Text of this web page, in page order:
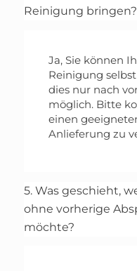
Reinigung bringen?
Ja, Sie können
Reinigung
dies nur nach
möglich. Bitte
einen
Anlieferung zu
5. Was geschieht,
ohne vorherige
möchte?